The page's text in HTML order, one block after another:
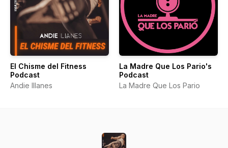
El Chisme del Fitness
Podcast
Andie Illanes
La Madre Que Los Pario's
Podcast
La Madre Que Los Pario